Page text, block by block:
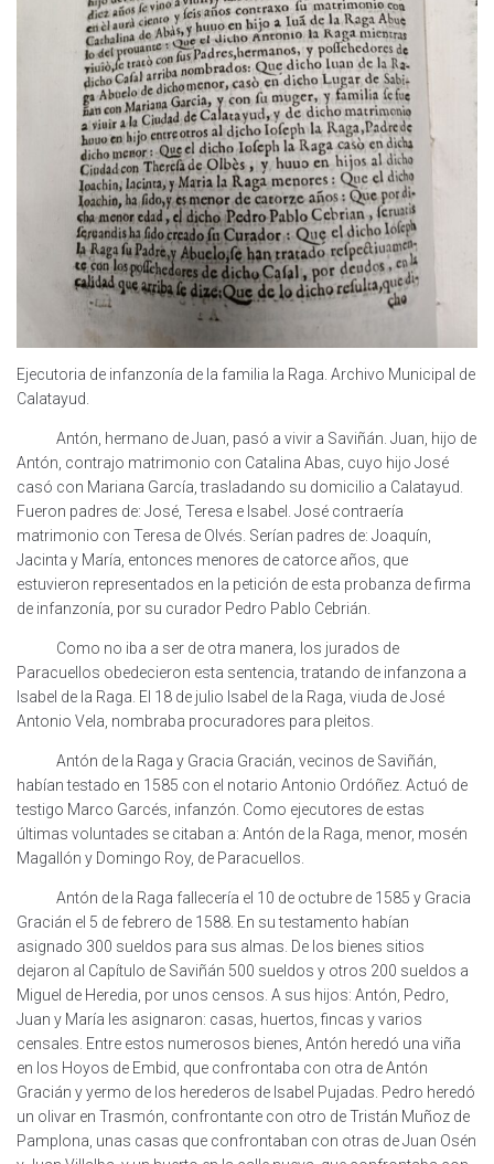
Ejecutoria de infanzonía de la familia la Raga. Archivo Municipal de
Calatayud.
Antón, hermano de Juan, pasó a vivir a Saviñán. Juan, hijo de
Antón, contrajo matrimonio con Catalina Abas, cuyo hijo José
casó con Mariana García, trasladando su domicilio a Calatayud.
Fueron padres de: José, Teresa e Isabel. José contraería
matrimonio con Teresa de Olvés. Serían padres de: Joaquín,
Jacinta y María, entonces menores de catorce años, que
estuvieron representados en la petición de esta probanza de firma
de infanzonía, por su curador Pedro Pablo Cebrián.
Como no iba a ser de otra manera, los jurados de
Paracuellos obedecieron esta sentencia, tratando de infanzona a
Isabel de la Raga. El 18 de julio Isabel de la Raga, viuda de José
Antonio Vela, nombraba procuradores para pleitos.
Antón de la Raga y Gracia Gracián, vecinos de Saviñán,
habían testado en 1585 con el notario Antonio Ordóñez. Actuó de
testigo Marco Garcés, infanzón. Como ejecutores de estas
últimas voluntades se citaban a: Antón de la Raga, menor, mosén
Magallón y Domingo Roy, de Paracuellos.
Antón de la Raga fallecería el 10 de octubre de 1585 y Gracia
Gracián el 5 de febrero de 1588. En su testamento habían
asignado 300 sueldos para sus almas. De los bienes sitios
dejaron al Capítulo de Saviñán 500 sueldos y otros 200 sueldos a
Miguel de Heredia, por unos censos. A sus hijos: Antón, Pedro,
Juan y María les asignaron: casas, huertos, fincas y varios
censales. Entre estos numerosos bienes, Antón heredó una viña
en los Hoyos de Embid, que confrontaba con otra de Antón
Gracián y yermo de los herederos de Isabel Pujadas. Pedro heredó
un olivar en Trasmón, confrontante con otro de Tristán Muñoz de
Pamplona, unas casas que confrontaban con otras de Juan Osén